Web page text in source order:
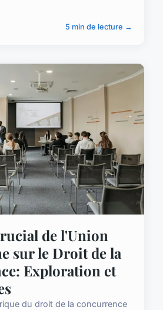
5 min de lecture →
de l'Union
sur le Droit de la
Exploration et
du droit de la concurrence